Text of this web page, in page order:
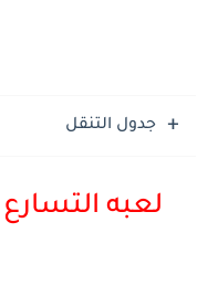
جدول التنقل